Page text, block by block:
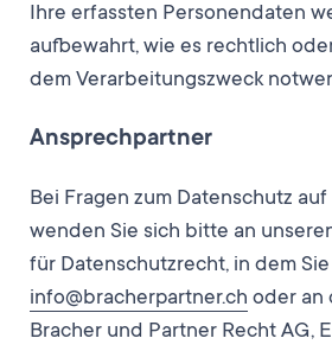
Ihre erfassten Personendaten
aufbewahrt, wie es rechtlich
dem Verarbeitungszweck
Ansprechpartner
Bei Fragen zum Datenschutz
wenden Sie sich bitte an
für Datenschutzrecht, in dem
info@bracherpartner.ch oder an
Bracher und Partner Recht AG,